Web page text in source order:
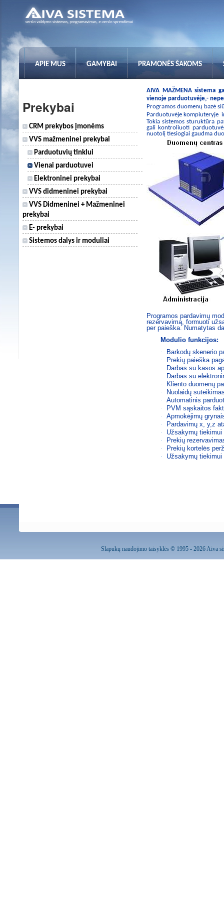
APIE MUS GAMYBAI PRAMONĖS ŠAKOMS
Prekybai
CRM prekybos įmonėms
VVS mažmeninei prekybai
Parduotuvių tinklui
Vienai parduotuvei
Elektroninei prekybai
VVS didmeninei prekybai
VVS Didmeninei + Mažmeninei
prekybai
E- prekybai
Sistemos dalys ir moduliai
AIVA MAŽMENA sistema
vienoje parduotuvėje,-
Programos duomenų bazė
Parduotuvėje kompiuteryje
Tokia sistemos sturuktūra
gali kontroliuoti
nuotolį tiesiogiai gaudma
Programos pardavimų
rezervavimą, formuoti
per paieška. Numatytas
Modulio funkcijos:
·
Barkodų skenerio
·
Prekių paieška
·
Darbas su kasos
·
Darbas su
·
Kliento duomenų
·
Nuolaidų
·
Automatinis
·
PVM sąskaitos
·
Apmokėjimų
·
Pardavimų x, y,z
·
Užsakymų
·
Prekių
·
Prekių kortelės
·
Užsakymų
Slapukų naudojimo taisyklės© 1995 - 2026 Aiva